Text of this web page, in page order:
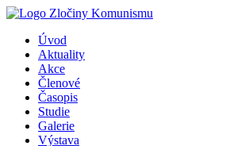
Úvod
Aktuality
Akce
Členové
Časopis
Studie
Galerie
Výstava